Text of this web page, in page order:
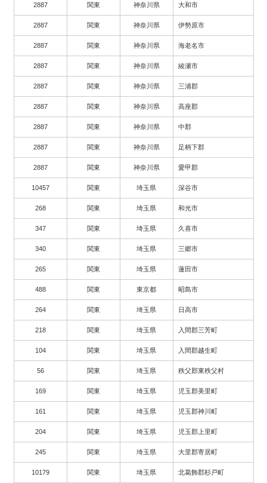
2887 関東 神奈川県 大和市
2887 関東 神奈川県 伊勢原市
2887 関東 神奈川県 海老名市
2887 関東 神奈川県 綾瀬市
2887 関東 神奈川県 三浦郡
2887 関東 神奈川県 高座郡
2887 関東 神奈川県 中郡
2887 関東 神奈川県 足柄下郡
2887 関東 神奈川県 愛甲郡
10457 関東 埼玉県 深谷市
268 関東 埼玉県 和光市
347 関東 埼玉県 久喜市
340 関東 埼玉県 三郷市
265 関東 埼玉県 蓮田市
488 関東 東京都 昭島市
264 関東 埼玉県 日高市
218 関東 埼玉県 入間郡三芳町
104 関東 埼玉県 入間郡越生町
56 関東 埼玉県 秩父郡東秩父村
169 関東 埼玉県 児玉郡美里町
161 関東 埼玉県 児玉郡神川町
204 関東 埼玉県 児玉郡上里町
245 関東 埼玉県 大里郡寄居町
10179 関東 埼玉県 北葛飾郡杉戸町